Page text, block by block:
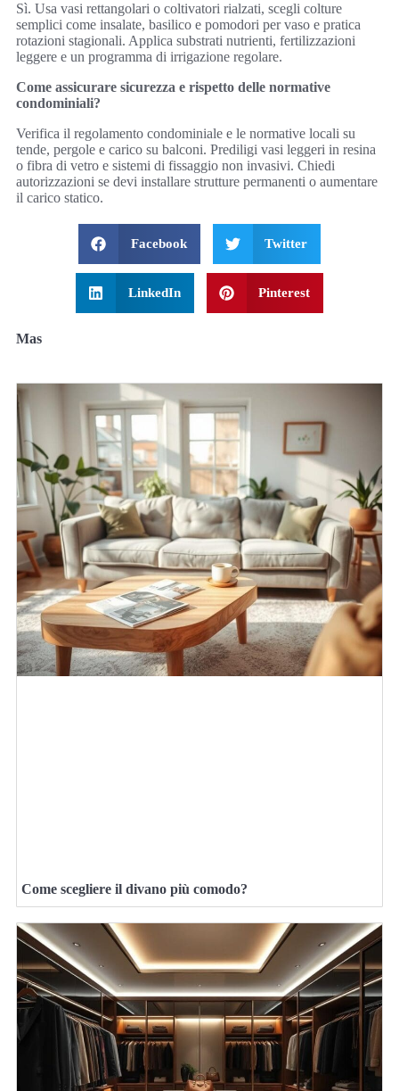
Sì. Usa vasi rettangolari o coltivatori rialzati, scegli colture
semplici come insalate, basilico e pomodori per vaso e pratica
rotazioni stagionali. Applica substrati nutrienti, fertilizzazioni
leggere e un programma di irrigazione regolare.
Come assicurare sicurezza e rispetto delle normative
condominiali?
Verifica il regolamento condominiale e le normative locali su
tende, pergole e carico su balconi. Prediligi vasi leggeri in resina
o fibra di vetro e sistemi di fissaggio non invasivi. Chiedi
autorizzazioni se devi installare strutture permanenti o aumentare
il carico statico.
Facebook Twitter
LinkedIn Pinterest
Mas
Come scegliere il divano più comodo?